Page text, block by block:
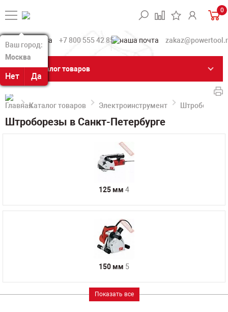
Ваш город:
Москва
Нет Да
Ваш город:
Москва
Нет Да
0
+7 800 555 42 85
Каталог товаров
Каталог товаров Электроинструмент Штроборезы
Штроборезы в Санкт-Петербурге
125 мм 4
150 мм 5
Показать все